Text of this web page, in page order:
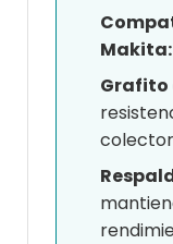
Makita:
Grafito